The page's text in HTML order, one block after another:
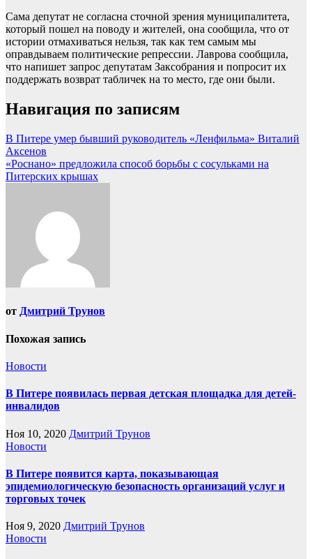
Сама депутат не согласна сточной зрения муниципалитета,
который пошел на поводу и жителей, она сообщила, что от
истории отмахиваться нельзя, так как тем самым мы
оправдываем политические репрессии. Лаврова сообщила,
что напишет запрос депутатам Заксобрания и попросит их
поддержать возврат табличек на то место, где они были.
Навигация по записям
В Питере умер бывший руководитель «Ленфильма» Виталий
Аксенов
«Роснано» предложила способ борьбы с сосульками на
Питерских крышах
от Дмитрий Трунов
Похожая запись
Новости
В Питере появилась первая детская площадка для детей-
инвалидов
Ноя 10, 2020 Дмитрий Трунов
Новости
В Питере появится карта, показывающая
эпидемиологическую безопасность организаций услуг и
торговых точек
Ноя 9, 2020 Дмитрий Трунов
Новости